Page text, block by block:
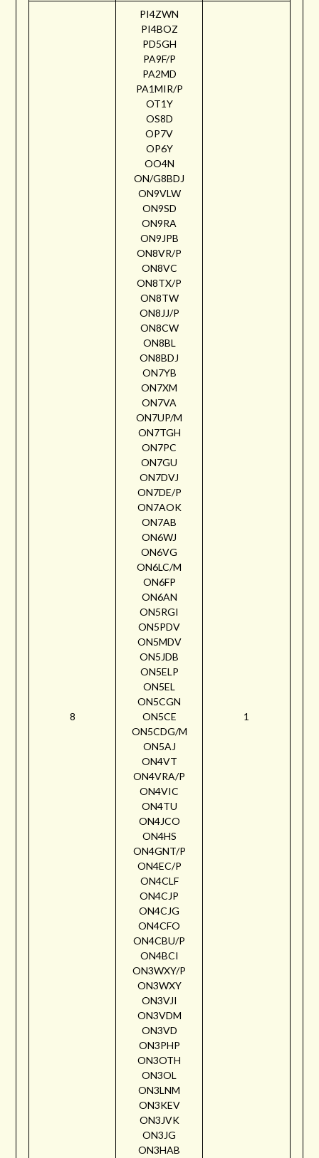
8
PI4ZWN
PI4BOZ
PD5GH
PA9F/P
PA2MD
PA1MIR/P
OT1Y
OS8D
OP7V
OP6Y
OO4N
ON/G8BDJ
ON9VLW
ON9SD
ON9RA
ON9JPB
ON8VR/P
ON8VC
ON8TX/P
ON8TW
ON8JJ/P
ON8CW
ON8BL
ON8BDJ
ON7YB
ON7XM
ON7VA
ON7UP/M
ON7TGH
ON7PC
ON7GU
ON7DVJ
ON7DE/P
ON7AOK
ON7AB
ON6WJ
ON6VG
ON6LC/M
ON6FP
ON6AN
ON5RGI
ON5PDV
ON5MDV
ON5JDB
ON5ELP
ON5EL
ON5CGN
ON5CE
ON5CDG/M
ON5AJ
ON4VT
ON4VRA/P
ON4VIC
ON4TU
ON4JCO
ON4HS
ON4GNT/P
ON4EC/P
ON4CLF
ON4CJP
ON4CJG
ON4CFO
ON4CBU/P
ON4BCI
ON3WXY/P
ON3WXY
ON3VJI
ON3VDM
ON3VD
ON3PHP
ON3OTH
ON3OL
ON3LNM
ON3KEV
ON3JVK
ON3JG
ON3HAB
1